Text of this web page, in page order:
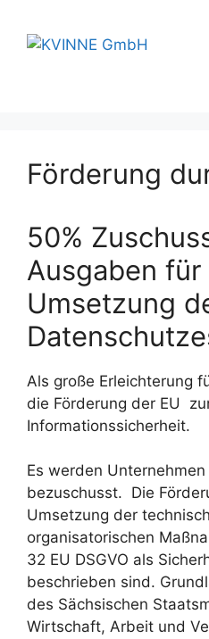
Inhalt
springen
Förderung
50%
Ausgaben für
Umsetzung
Als große Erleichterung
die Förderung der EU
Informationssicherheit.
Es werden
bezuschusst. Die
Umsetzung der
organisatorischen
32 EU DSGVO als
beschrieben sind.
des Sächsischen
Wirtschaft, Arbeit und